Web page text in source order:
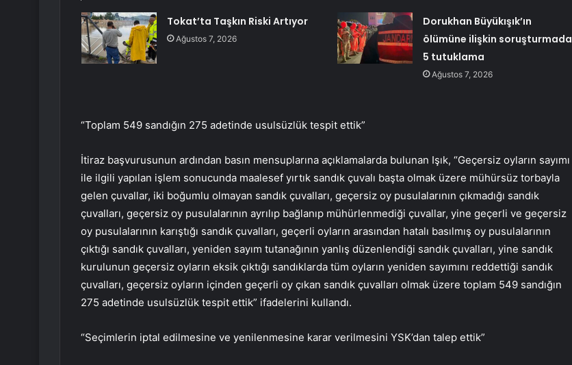
Tokat’ta Taşkın Riski Artıyor
Ağustos 7, 2026
Dorukhan Büyükışık’ın
ölümüne ilişkin soruşturmada
5 tutuklama
Ağustos 7, 2026
“Toplam 549 sandığın 275 adetinde usulsüzlük tespit ettik”
İtiraz başvurusunun ardından basın mensuplarına açıklamalarda bulunan Işık, “Geçersiz oyların sayımı
ile ilgili yapılan işlem sonucunda maalesef yırtık sandık çuvalı başta olmak üzere mühürsüz torbayla
gelen çuvallar, iki boğumlu olmayan sandık çuvalları, geçersiz oy pusulalarının çıkmadığı sandık
çuvalları, geçersiz oy pusulalarının ayrılıp bağlanıp mühürlenmediği çuvallar, yine geçerli ve geçersiz
oy pusulalarının karıştığı sandık çuvalları, geçerli oyların arasından hatalı basılmış oy pusulalarının
çıktığı sandık çuvalları, yeniden sayım tutanağının yanlış düzenlendiği sandık çuvalları, yine sandık
kurulunun geçersiz oyların eksik çıktığı sandıklarda tüm oyların yeniden sayımını reddettiği sandık
çuvalları, geçersiz oyların içinden geçerli oy çıkan sandık çuvalları olmak üzere toplam 549 sandığın
275 adetinde usulsüzlük tespit ettik” ifadelerini kullandı.
“Seçimlerin iptal edilmesine ve yenilenmesine karar verilmesini YSK’dan talep ettik”